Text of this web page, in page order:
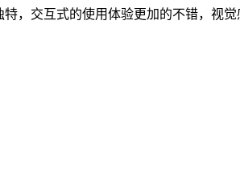
，交互式的使用体验更加的不错，视